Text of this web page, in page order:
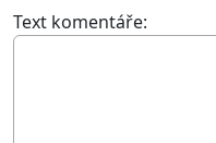
Text komentáře: